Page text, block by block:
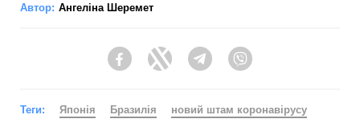
Автор: Ангеліна Шеремет
FacebookTwitter Telegram
Теги: Японія Бразилія новий штам коронавірусу